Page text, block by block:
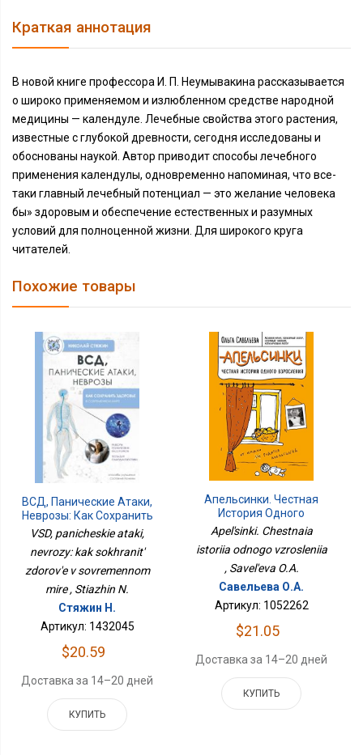
Краткая аннотация
В новой книге профессора И. П. Неумывакина рассказывается
о широко применяемом и излюбленном средстве народной
медицины — календуле. Лечебные свойства этого растения,
известные с глубокой древности, сегодня исследованы и
обоснованы наукой. Автор приводит способы лечебного
применения календулы, одновременно напоминая, что все-
таки главный лечебный потенциал — это желание человека
бы» здоровым и обеспечение естественных и разумных
условий для полноценной жизни. Для широкого круга
читателей.
Похожие товары
ВСД, Панические Атаки,
Неврозы: Как Сохранить
Здоровье В
Современном Мире
VSD, panicheskie ataki,
nevrozy: kak sokhranit'
zdorov'e v sovremennom
mire , Stiazhin N.
Стяжин Н.
Артикул: 1432045
$20.59
Доставка за 14–20 дней
КУПИТЬ
Апельсинки. Честная
История Одного
Взросления
Apel'sinki. Chestnaia
istoriia odnogo vzrosleniia
, Savel'eva O.A.
Савельева О.А.
Артикул: 1052262
$21.05
Доставка за 14–20 дней
КУПИТЬ